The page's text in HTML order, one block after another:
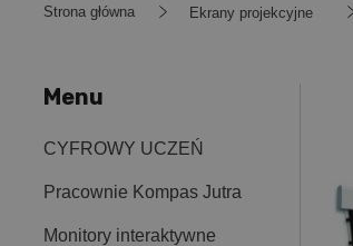
Strona główna Ekrany projekcyjne
Menu
CYFROWY UCZEŃ
Pracownie Kompas Jutra
Monitory interaktywne